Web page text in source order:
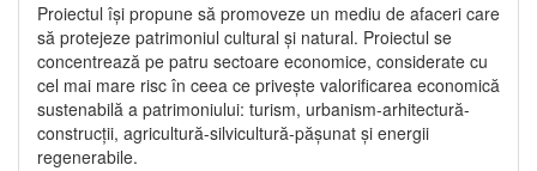
Proiectul își propune să promoveze un mediu de afaceri care
să protejeze patrimoniul cultural și natural. Proiectul se
concentrează pe patru sectoare economice, considerate cu
cel mai mare risc în ceea ce privește valorificarea economică
sustenabilă a patrimoniului: turism, urbanism-arhitectură-
construcții, agricultură-silvicultură-pășunat și energii
regenerabile.